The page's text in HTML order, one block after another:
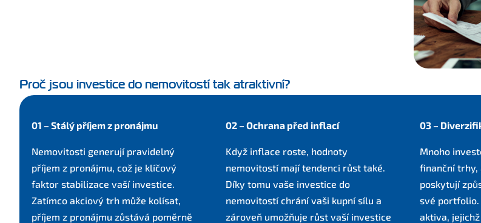
Proč jsou investice do nemovitostí tak atraktivní?
01 – Stálý příjem z pronájmu
Nemovitosti generují pravidelný
příjem z pronájmu, což je klíčový
faktor stabilizace vaší investice.
Zatímco akciový trh může kolísat,
příjem z pronájmu zůstává poměrně
02 – Ochrana před inflací
Když inflace roste, hodnoty
nemovitostí mají tendenci růst také.
Díky tomu vaše investice do
nemovitostí chrání vaši kupní sílu a
zároveň umožňuje růst vaší investice
03 –
Mnoho
finanční
poskytují
své portfolio.
aktiva,